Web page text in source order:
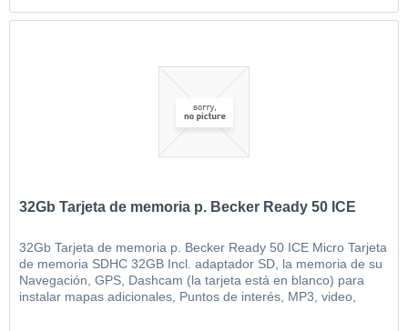
32Gb Tarjeta de memoria p. Becker Ready 50 ICE
32Gb Tarjeta de memoria p. Becker Ready 50 ICE Micro Tarjeta
de memoria SDHC 32GB Incl. adaptador SD, la memoria de su
Navegación, GPS, Dashcam (la tarjeta está en blanco) para
instalar mapas adicionales, Puntos de interés, MP3, video,